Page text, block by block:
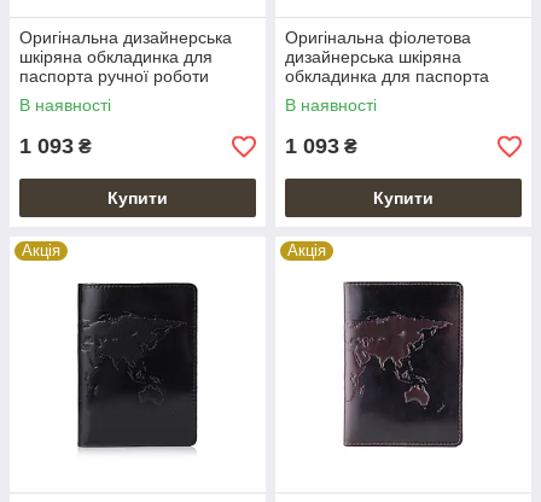
Оригінальна дизайнерська
шкіряна обкладинка для
паспорта ручної роботи
коньячного кольору з
відділом для ID документів
В наявності
1 093 ₴
Купити
Оригінальна фіолетова
дизайнерська шкіряна
обкладинка для паспорта
ручної роботи з відділом для
ID документів
В наявності
1 093 ₴
Купити
Акція Акція